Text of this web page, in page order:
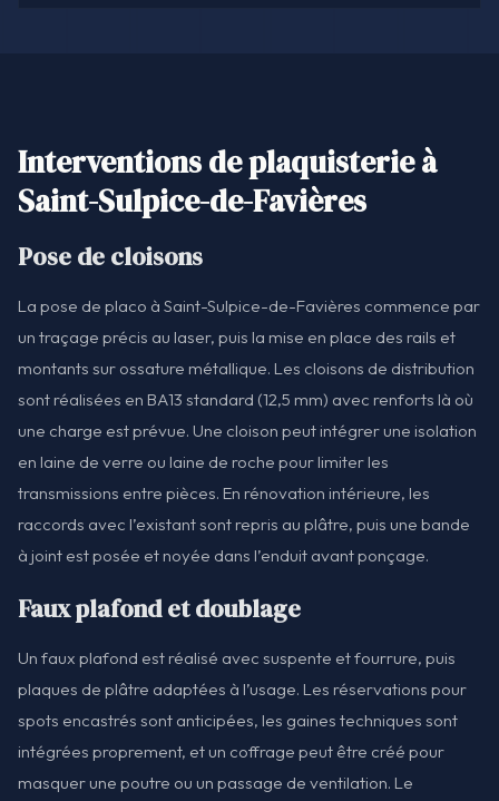
Interventions de plaquisterie à
Saint-Sulpice-de-Favières
Pose de cloisons
La pose de placo à Saint-Sulpice-de-Favières commence par
un traçage précis au laser, puis la mise en place des rails et
montants sur ossature métallique. Les cloisons de distribution
sont réalisées en BA13 standard (12,5 mm) avec renforts là où
une charge est prévue. Une cloison peut intégrer une isolation
en laine de verre ou laine de roche pour limiter les
transmissions entre pièces. En rénovation intérieure, les
raccords avec l’existant sont repris au plâtre, puis une bande
à joint est posée et noyée dans l’enduit avant ponçage.
Faux plafond et doublage
Un faux plafond est réalisé avec suspente et fourrure, puis
plaques de plâtre adaptées à l’usage. Les réservations pour
spots encastrés sont anticipées, les gaines techniques sont
intégrées proprement, et un coffrage peut être créé pour
masquer une poutre ou un passage de ventilation. Le